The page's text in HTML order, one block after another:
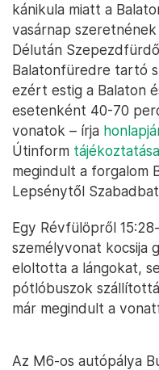
kánikula miatt a
vasárnap
Délután
Balatonfüredre tartó
ezért estig a Balaton
esetenként 40-70
vonatok – írja
Útinform
megindult a forgalom
Lepsénytől
Egy Révfülöpről
személyvonat kocsija
eloltotta a lángokat,
pótlóbuszok
már megindult a
Az M6-os autópálya